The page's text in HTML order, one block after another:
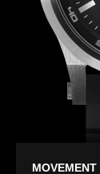
MOVEMENT